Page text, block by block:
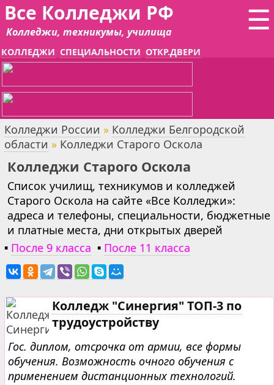
☰
Все Колледжи РФ
Колледжи, техникумы, училища
КОЛЛЕДЖИ СПЕЦИАЛЬНОСТИ ОТКР.ДВЕРИ
Колледжи России » Колледжи Белгородской
области » Колледжи Старого Оскола
Колледжи Старого Оскола
Список училищ, техникумов и колледжей
Старого Оскола на сайте «Все Колледжи»:
адреса и телефоны, специальности, бюджетные
и платные места, дни открытых дверей
▪ После 9 класса ▪ После 11 класса
Колледж "Синергия" ТОП-3 по
трудоустройству
Гос. диплом, отсрочка от армии, все формы
обучения. Возможность очного обучения с
применением дистанционных технологий.